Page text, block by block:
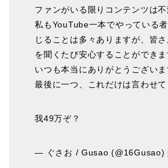
ファンがいる限りコンテンツは不
私もYouTube一本でやっている
じることは多々ありますが、皆
を聞くたび安心することができま
いつも本当にありがとうございま
最後に一つ、これだけは言わせ
我49万ぞ？
— ぐさお / Gusao (@16Gusao)